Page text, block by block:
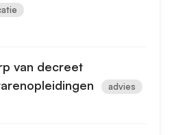
van decreet
advies